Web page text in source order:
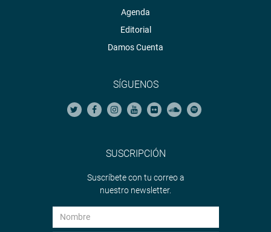
Agenda
Editorial
Damos Cuenta
SÍGUENOS
SUSCRIPCIÓN
Suscríbete con tu correo a
nuestro newsletter.